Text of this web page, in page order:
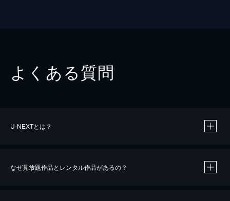
よくある質問
U-NEXTとは？
なぜ見放題作品とレンタル作品があるの？